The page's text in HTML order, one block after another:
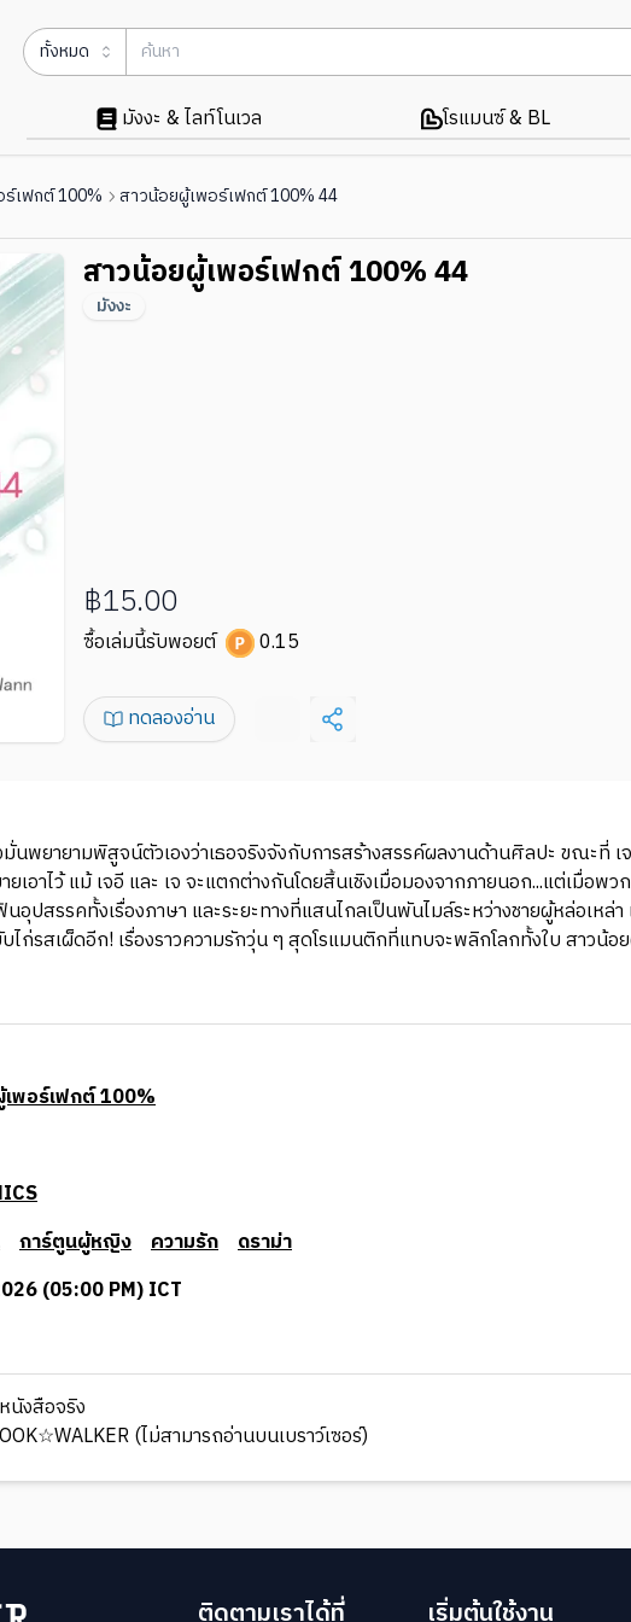
ทั้งหมด
มังงะ & ไลท์โนเวล โรแมนซ์ & BL
เฟกต์ 100% สาวน้อยผู้เพอร์เฟกต์ 100% 44
สาวน้อยผู้เพอร์เฟกต์ 100% 44
มังงะ
฿15.00
ซื้อเล่มนี้รับพอยต์ 0.15
ทดลองอ่าน
พยายามพิสูจน์ตัวเองว่าเธอจริงจังกับการสร้างสรรค์ผลงานด้านศิลปะ ขณะที่ เ
อาไว้ แม้ เจอี และ เจ จะแตกต่างกันโดยสิ้นเชิงเมื่อมองจากภายนอก...แต่เมื่อ
อุปสรรคทั้งเรื่องภาษา และระยะทางที่แสนไกลเป็นพันไมล์ระหว่างชายผู้หล่อเห
บไก่รสเผ็ดอีก! เรื่องราวความรักวุ่น ๆ สุดโรแมนติกที่แทบจะพลิกโลกทั้งใบ สาว
พอร์เฟกต์ 100%
การ์ตูนผู้หญิง ความรัก ดราม่า
(05:00 PM) ICT
นังสือจริง
(ไม่สามารถอ่านบนเบราว์เซอร์)